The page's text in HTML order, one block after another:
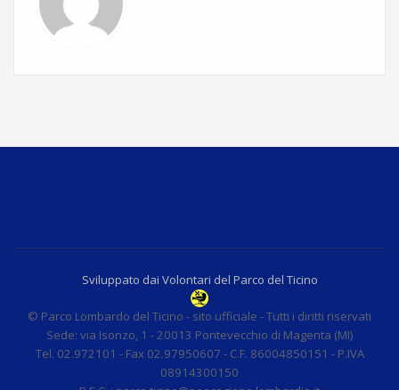
Sviluppato dai Volontari del Parco del Ticino
© Parco Lombardo del Ticino - sito ufficiale - Tutti i diritti riservati
Sede: via Isonzo, 1 - 20013 Pontevecchio di Magenta (MI)
Tel. 02.972101 - Fax 02.97950607 - C.F. 86004850151 - P.IVA
08914300150